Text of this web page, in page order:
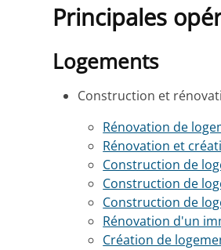
Principales
Logements
Construction et
Rénovation de
Rénovation et
Construction de
Construction de
Construction de
Rénovation d'un
Création de